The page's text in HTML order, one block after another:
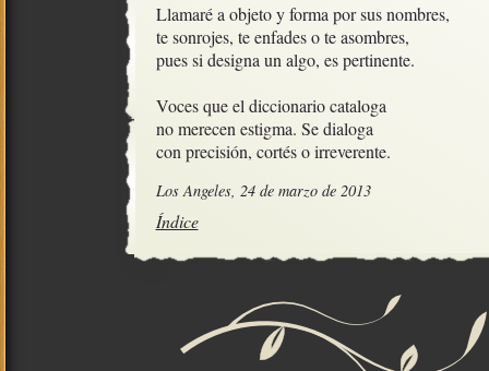
Llamaré a objeto y forma por sus nombres,
te sonrojes, te enfades o te asombres,
pues si designa un algo, es pertinente.
Voces que el diccionario cataloga
no merecen estigma. Se dialoga
con precisión, cortés o irreverente.
Los Angeles, 24 de marzo de 2013
Índice